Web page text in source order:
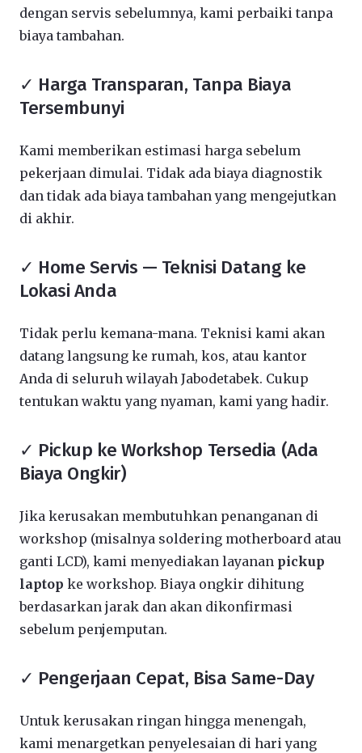
dengan servis sebelumnya, kami perbaiki tanpa
biaya tambahan.
✓ Harga Transparan, Tanpa Biaya
Tersembunyi
Kami memberikan estimasi harga sebelum
pekerjaan dimulai. Tidak ada biaya diagnostik
dan tidak ada biaya tambahan yang mengejutkan
di akhir.
✓ Home Servis — Teknisi Datang ke
Lokasi Anda
Tidak perlu kemana-mana. Teknisi kami akan
datang langsung ke rumah, kos, atau kantor
Anda di seluruh wilayah Jabodetabek. Cukup
tentukan waktu yang nyaman, kami yang hadir.
✓ Pickup ke Workshop Tersedia (Ada
Biaya Ongkir)
Jika kerusakan membutuhkan penanganan di
workshop (misalnya soldering motherboard atau
ganti LCD), kami menyediakan layanan pickup
laptop ke workshop. Biaya ongkir dihitung
berdasarkan jarak dan akan dikonfirmasi
sebelum penjemputan.
✓ Pengerjaan Cepat, Bisa Same-Day
Untuk kerusakan ringan hingga menengah,
kami menargetkan penyelesaian di hari yang